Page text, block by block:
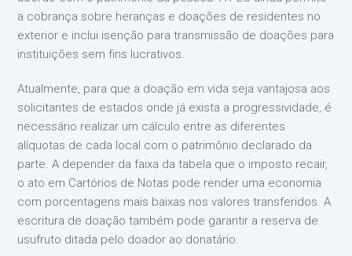
a cobrança sobre heranças e doações de residentes no
exterior e inclui isenção para transmissão de doações para
instituições sem fins lucrativos.
Atualmente, para que a doação em vida seja vantajosa aos
solicitantes de estados onde já exista a progressividade, é
necessário realizar um cálculo entre as diferentes
alíquotas de cada local com o patrimônio declarado da
parte. A depender da faixa da tabela que o imposto recair,
o ato em Cartórios de Notas pode render uma economia
com porcentagens mais baixas nos valores transferidos. A
escritura de doação também pode garantir a reserva de
usufruto ditada pelo doador ao donatário.